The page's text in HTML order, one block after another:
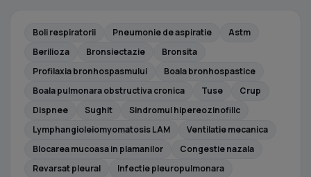
Boli respiratorii Pneumonie de aspiratie
Astm
Berilioza
Bronsiectazie
Bronsita
Profilaxia bronhospasmului
Boala bronhospastice
Boala pulmonara obstructiva cronica
Tuse
Crup
Dispnee
Sughit
Sindromul hipereozinofilic
Lymphangioleiomyomatosis LAM
Ventilatie mecanica
Blocarea mucoasa in plamanilor
Congestie nazala
Revarsat pleural
Infectie pleuropulmonara